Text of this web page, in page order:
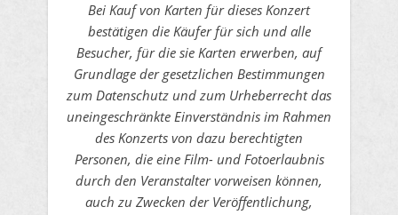
Bei Kauf von Karten für dieses Konzert
bestätigen die Käufer für sich und alle
Besucher, für die sie Karten erwerben, auf
Grundlage der gesetzlichen Bestimmungen
zum Datenschutz und zum Urheberrecht das
uneingeschränkte Einverständnis im Rahmen
des Konzerts von dazu berechtigten
Personen, die eine Film- und Fotoerlaubnis
durch den Veranstalter vorweisen können,
auch zu Zwecken der Veröffentlichung,